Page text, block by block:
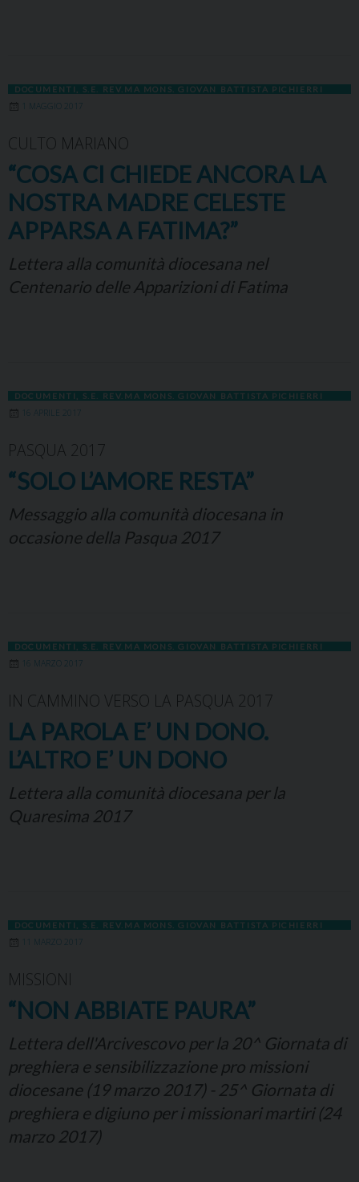
DOCUMENTI S.E. REV.MA MONS. GIOVAN BATTISTA PICHIERRI
1 MAGGIO 2017
CULTO MARIANO
“COSA CI CHIEDE ANCORA LA
NOSTRA MADRE CELESTE
APPARSA A FATIMA?”
Lettera alla comunità diocesana nel
Centenario delle Apparizioni di Fatima
DOCUMENTI S.E. REV.MA MONS. GIOVAN BATTISTA PICHIERRI
16 APRILE 2017
PASQUA 2017
“SOLO L’AMORE RESTA”
Messaggio alla comunità diocesana in
occasione della Pasqua 2017
DOCUMENTI S.E. REV.MA MONS. GIOVAN BATTISTA PICHIERRI
16 MARZO 2017
IN CAMMINO VERSO LA PASQUA 2017
LA PAROLA E’ UN DONO.
L’ALTRO E’ UN DONO
Lettera alla comunità diocesana per la
Quaresima 2017
DOCUMENTI S.E. REV.MA MONS. GIOVAN BATTISTA PICHIERRI
11 MARZO 2017
MISSIONI
“NON ABBIATE PAURA”
Lettera dell'Arcivescovo per la 20^ Giornata di
preghiera e sensibilizzazione pro missioni
diocesane (19 marzo 2017) - 25^ Giornata di
preghiera e digiuno per i missionari martiri (24
marzo 2017)